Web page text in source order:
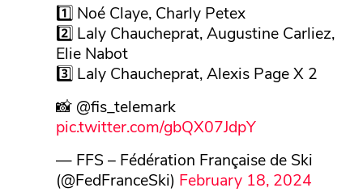
1️⃣ Noé Claye, Charly Petex
2️⃣ Laly Chaucheprat, Augustine Carliez,
Elie Nabot
3️⃣ Laly Chaucheprat, Alexis Page X 2
📸 @fis_telemark
pic.twitter.com/gbQX07JdpY
— FFS – Fédération Française de Ski
(@FedFranceSki) February 18, 2024